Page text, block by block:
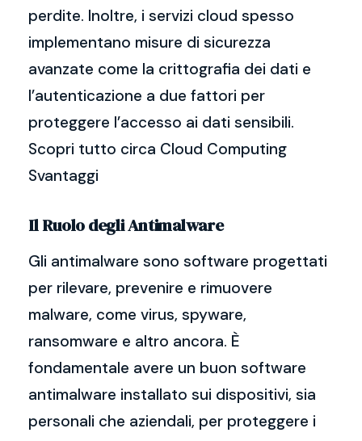
perdite. Inoltre, i servizi cloud spesso
implementano misure di sicurezza
avanzate come la crittografia dei dati e
l’autenticazione a due fattori per
proteggere l’accesso ai dati sensibili.
Scopri tutto circa Cloud Computing
Svantaggi
Il Ruolo degli Antimalware
Gli antimalware sono software progettati
per rilevare, prevenire e rimuovere
malware, come virus, spyware,
ransomware e altro ancora. È
fondamentale avere un buon software
antimalware installato sui dispositivi, sia
personali che aziendali, per proteggere i